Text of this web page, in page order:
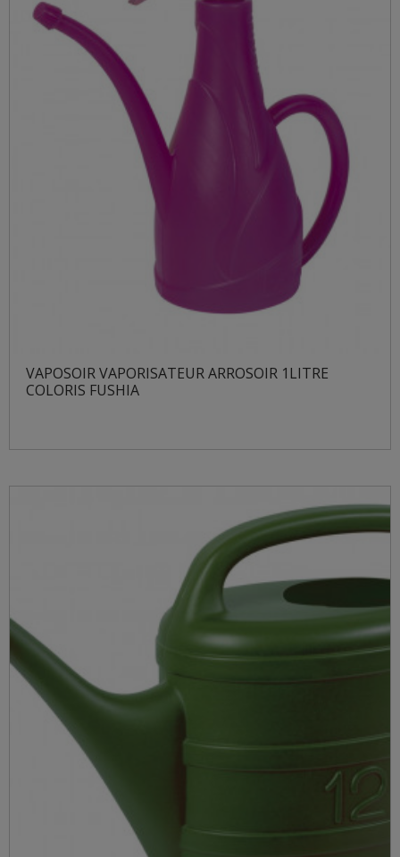
VAPOSOIR VAPORISATEUR ARROSOIR 1LITRE
COLORIS FUSHIA